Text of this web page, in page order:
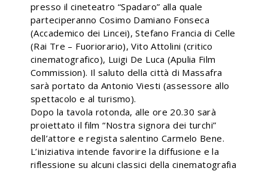
presso il cineteatro “Spadaro” alla quale
parteciperanno Cosimo Damiano Fonseca
(Accademico dei Lincei), Stefano Francia di Celle
(Rai Tre – Fuoriorario), Vito Attolini (critico
cinematografico), Luigi De Luca (Apulia Film
Commission). Il saluto della città di Massafra
sarà portato da Antonio Viesti (assessore allo
spettacolo e al turismo).
Dopo la tavola rotonda, alle ore 20.30 sarà
proiettato il film “Nostra signora dei turchi”
dell’attore e regista salentino Carmelo Bene.
L’iniziativa intende favorire la diffusione e la
riflessione su alcuni classici della cinematografia